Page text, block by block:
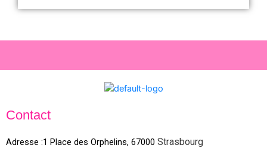
Contact
Adresse :1 Place des Orphelins, 67000 Strasbourg